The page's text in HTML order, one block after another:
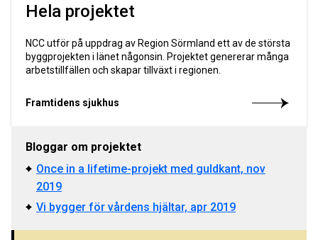
Hela projektet
NCC utför på uppdrag av Region Sörmland ett av de största
byggprojekten i länet någonsin. Projektet genererar många
arbetstillfällen och skapar tillväxt i regionen.
Framtidens sjukhus
Bloggar om projektet
Once in a lifetime-projekt med guldkant, nov
2019
Vi bygger för vårdens hjältar, apr 2019